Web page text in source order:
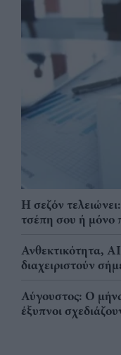
Η σεζόν
τσέπη σου ή μόνο
Ανθεκτικότητα,
διαχειριστούν
Αύγουστος: Ο
έξυπνοι